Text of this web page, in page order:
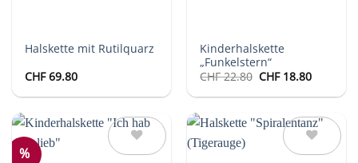
Halskette mit Rutilquarz
CHF69.80
Kinderhalskette
„Funkelstern“
CHF22.80 Ursprünglicher
Preis
war:
CHF18.80
ist:
%